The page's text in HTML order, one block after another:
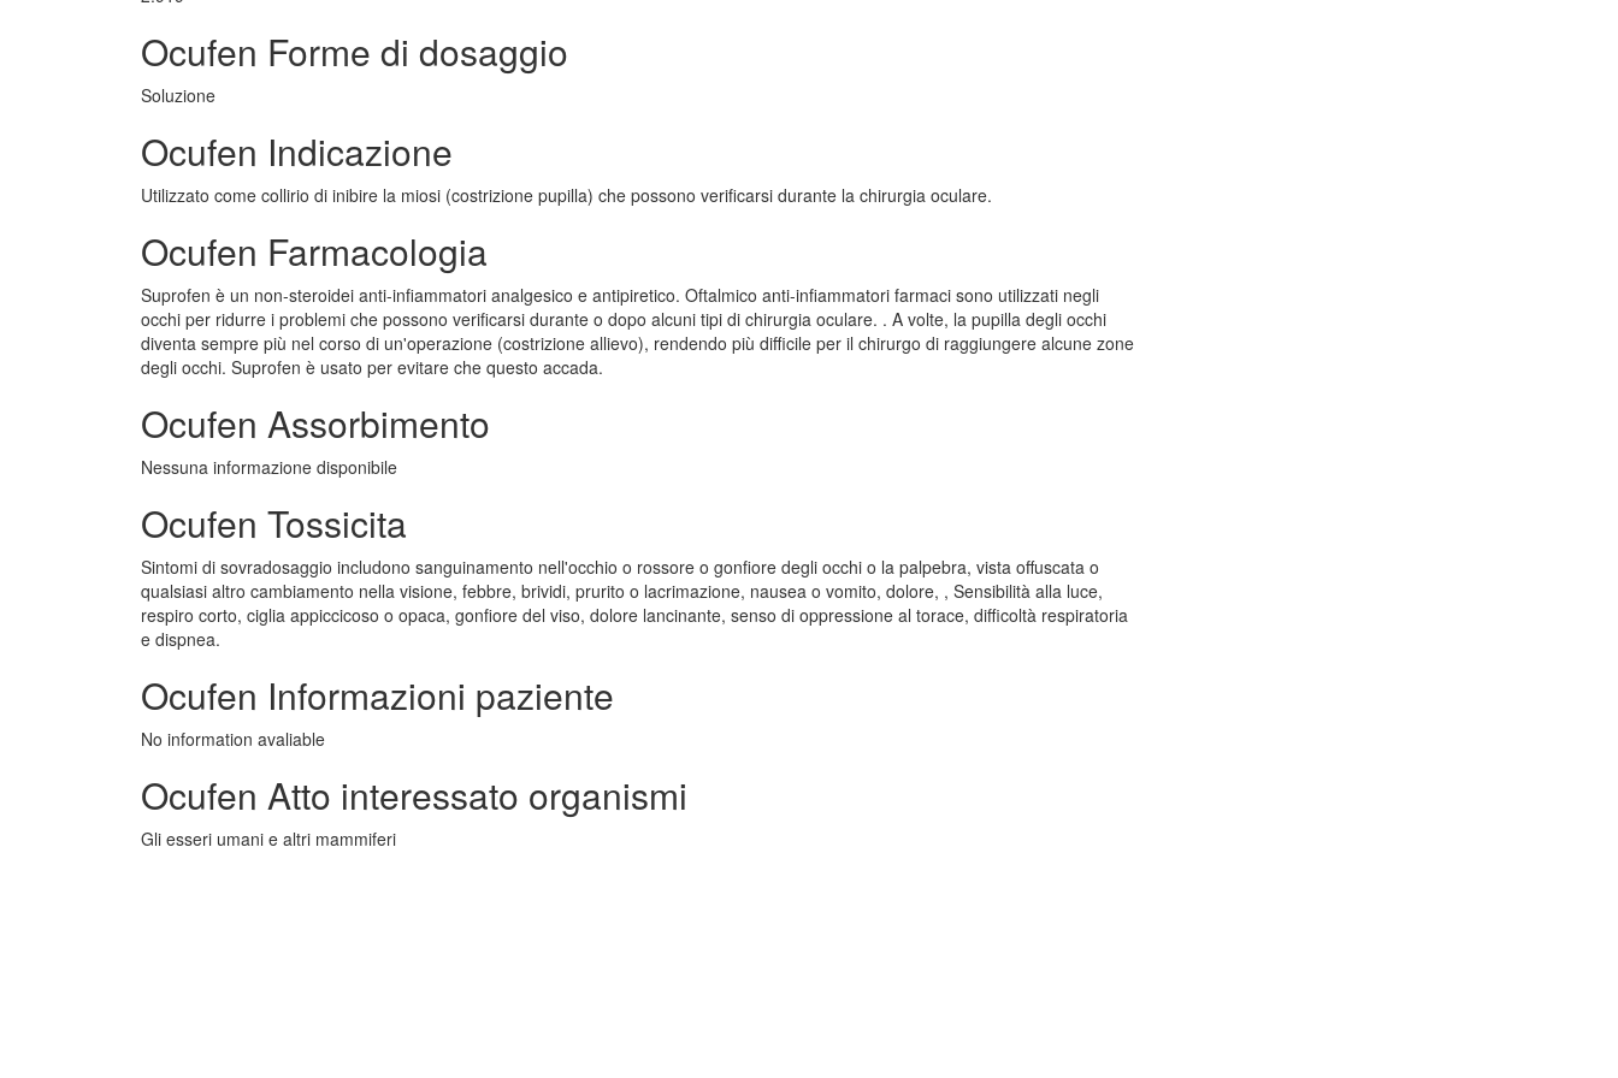
Ocufen Forme di dosaggio
Soluzione
Ocufen Indicazione
Utilizzato come collirio di inibire la miosi (costrizione pupilla) che possono verificarsi durante la chirurgia oculare.
Ocufen Farmacologia
Suprofen è un non-steroidei anti-infiammatori analgesico e antipiretico. Oftalmico anti-infiammatori farmaci sono utilizzati negli
occhi per ridurre i problemi che possono verificarsi durante o dopo alcuni tipi di chirurgia oculare. . A volte, la pupilla degli occhi
diventa sempre più nel corso di un'operazione (costrizione allievo), rendendo più difficile per il chirurgo di raggiungere alcune zone
degli occhi. Suprofen è usato per evitare che questo accada.
Ocufen Assorbimento
Nessuna informazione disponibile
Ocufen Tossicita
Sintomi di sovradosaggio includono sanguinamento nell'occhio o rossore o gonfiore degli occhi o la palpebra, vista offuscata o
qualsiasi altro cambiamento nella visione, febbre, brividi, prurito o lacrimazione, nausea o vomito, dolore, , Sensibilità alla luce,
respiro corto, ciglia appiccicoso o opaca, gonfiore del viso, dolore lancinante, senso di oppressione al torace, difficoltà respiratoria
e dispnea.
Ocufen Informazioni paziente
No information avaliable
Ocufen Atto interessato organismi
Gli esseri umani e altri mammiferi